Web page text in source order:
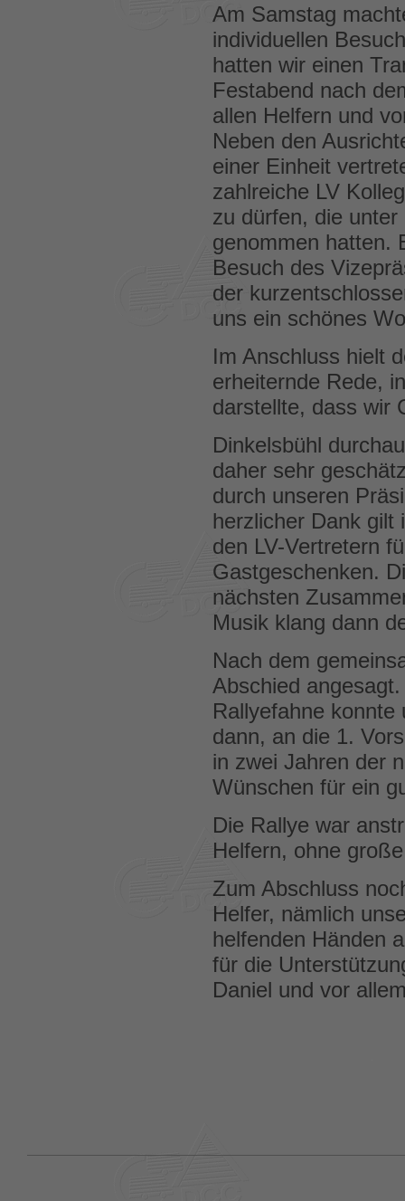
Am Samstag
individuellen
hatten wir einen
Festabend nach
allen Helfern und
Neben den
einer Einheit
zahlreiche LV
zu dürfen, die
genommen hatten.
Besuch des
der
uns ein schönes
Im Anschluss hielt
erheiternde Rede,
darstellte, dass wir
Dinkelsbühl
daher sehr
durch unseren
herzlicher Dank gilt
den LV-Vertretern
Gastgeschenken.
nächsten
Musik klang dann
Nach dem
Abschied
Rallyefahne
dann, an die 1.
in zwei Jahren der
Wünschen für ein
Die Rallye war
Helfern, ohne
Zum Abschluss
Helfer, nämlich
helfenden Händen
für die
Daniel und vor